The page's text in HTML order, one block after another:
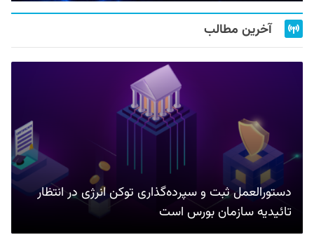
آخرین مطالب
دستورالعمل ثبت و سپرده‌گذاری توکن انرژی در انتظار
تائیدیه سازمان بورس است